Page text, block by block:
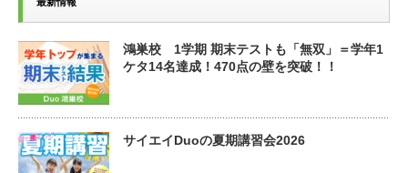
鴻巣校 1学期 期末テストも「無双」＝学年1
ケタ14名達成！470点の壁を突破！！
サイエイDuoの夏期講習会2026